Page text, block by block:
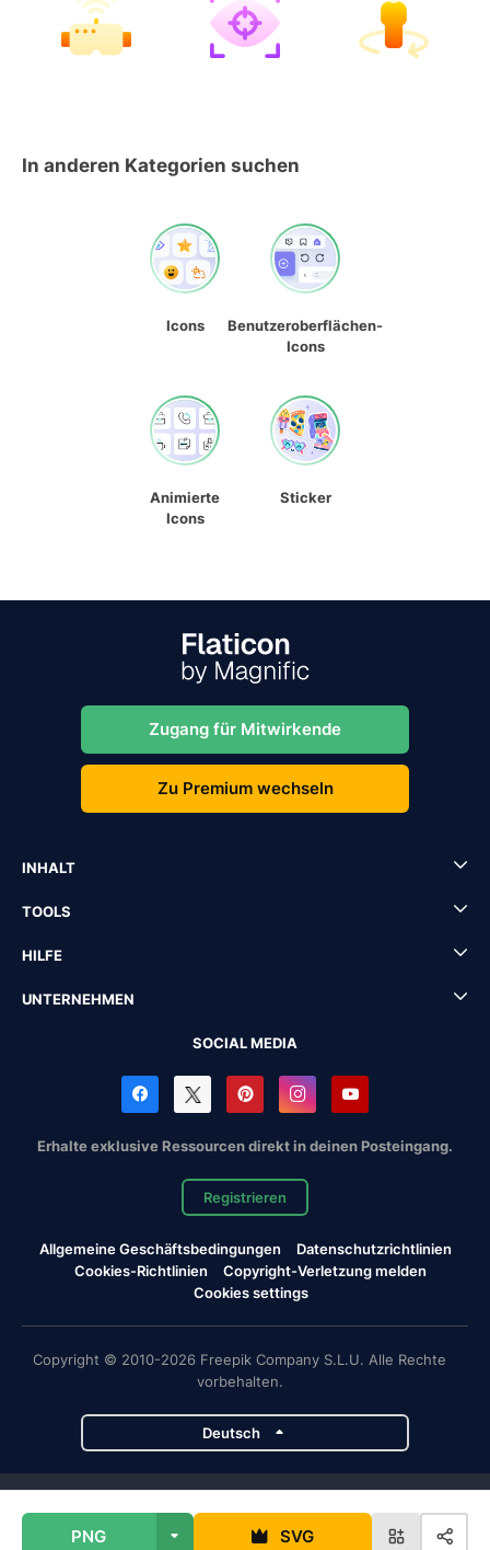
PNG SVG
In anderen Kategorien suchen
Icons
Benutzeroberflächen-
Icons
Animierte
Icons
Sticker
Zugang für Mitwirkende
Zu Premium wechseln
INHALT
TOOLS
HILFE
UNTERNEHMEN
SOCIAL MEDIA
Erhalte exklusive Ressourcen direkt in deinen Posteingang.
Registrieren
Allgemeine Geschäftsbedingungen
Datenschutzrichtlinien
Cookies-Richtlinien
Copyright-Verletzung melden
Cookies settings
Copyright © 2010-2026 Freepik Company S.L.U. Alle Rechte
vorbehalten.
Deutsch